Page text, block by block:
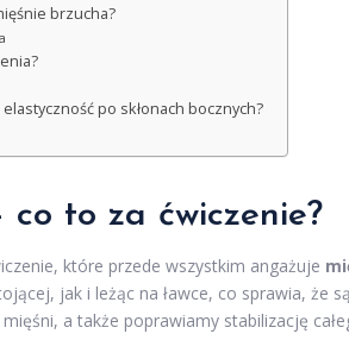
brzucha?
po skłonach bocznych?
co to za ćwiczenie?
które przede wszystkim angażuje
jak i leżąc na ławce, co sprawia, że
a także poprawiamy stabilizację